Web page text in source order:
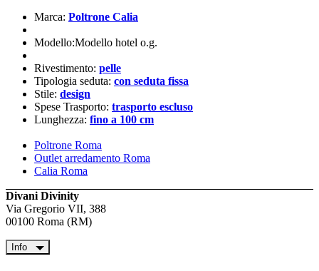
Marca: Poltrone Calia
Modello:Modello hotel o.g.
Rivestimento: pelle
Tipologia seduta: con seduta fissa
Stile: design
Spese Trasporto: trasporto escluso
Lunghezza: fino a 100 cm
Poltrone Roma
Outlet arredamento Roma
Calia Roma
Divani Divinity
Via Gregorio VII, 388
00100 Roma (RM)
Info